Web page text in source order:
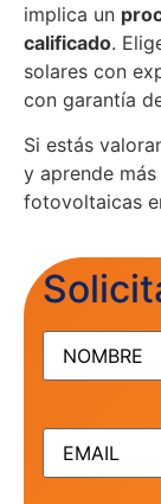
implica un
calificado.
solares con
con garantía
Si estás
y aprende
fotovoltaicas
NOMBRE
EMAIL